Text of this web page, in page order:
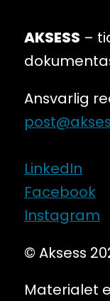
AKSESS –
Ansvarlig
LinkedIn
Facebook
Instagram
© Aksess
Materialet